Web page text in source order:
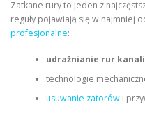
Zatkane rury to jeden z
reguły pojawiają się w najmniej
profesjonalne:
udrażnianie rur
technologie
usuwanie zatorówi